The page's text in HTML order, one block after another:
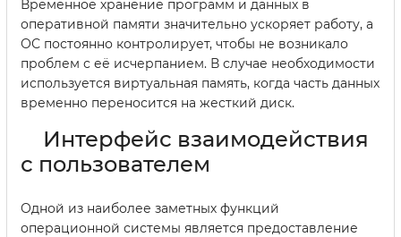
Временное хранение программ и данных в
оперативной памяти значительно ускоряет работу, а
ОС постоянно контролирует, чтобы не возникало
проблем с её исчерпанием. В случае необходимости
используется виртуальная память, когда часть данных
временно переносится на жесткий диск.
Интерфейс взаимодействия
с пользователем
Одной из наиболее заметных функций
операционной системы является предоставление